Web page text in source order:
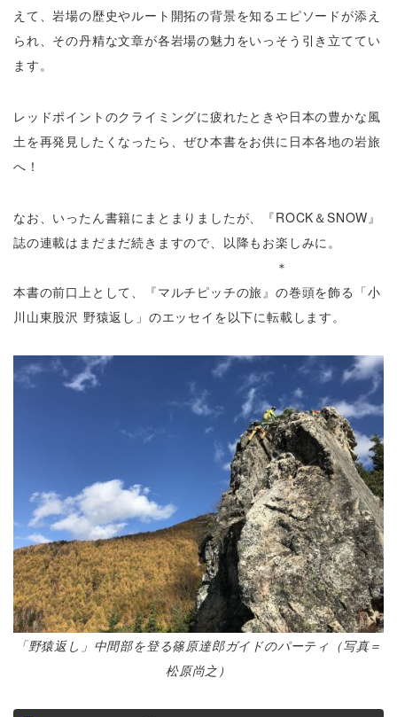
えて、岩場の歴史やルート開拓の背景を知るエピソードが添え
られ、その丹精な文章が各岩場の魅力をいっそう引き立ててい
ます。
レッドポイントのクライミングに疲れたときや日本の豊かな風
土を再発見したくなったら、ぜひ本書をお供に日本各地の岩旅
へ！
なお、いったん書籍にまとまりましたが、『ROCK＆SNOW』
誌の連載はまだまだ続きますので、以降もお楽しみに。
＊
本書の前口上として、『マルチピッチの旅』の巻頭を飾る「小
川山東股沢 野猿返し」のエッセイを以下に転載します。
「野猿返し」中間部を登る篠原達郎ガイドのパーティ（写真＝
松原尚之）